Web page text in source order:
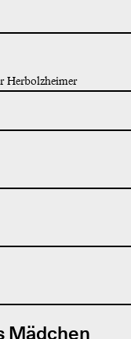
Herbolzheimer
Mädchen